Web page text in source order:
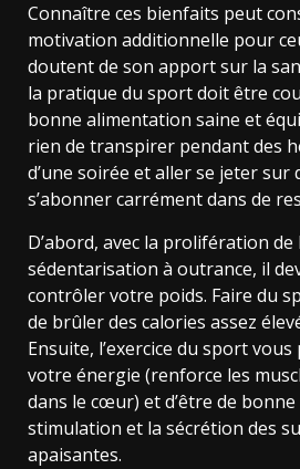
Connaître ces bienfaits peut
motivation additionnelle pour
doutent de son apport sur la
la pratique du sport doit être
bonne alimentation saine et
rien de transpirer pendant des
d’une soirée et aller se jeter sur
s’abonner carrément dans de
D’abord, avec la prolifération
sédentarisation à outrance, il
contrôler votre poids. Faire du
de brûler des calories assez
Ensuite, l’exercice du sport
votre énergie (renforce les
dans le cœur) et d’être de
stimulation et la sécrétion des
apaisantes.